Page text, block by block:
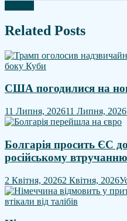
Related Posts
США погодилися на
11 Липня, 202611 Липня, 2026
Болгарія просить ЄС
російському
2 Квітня, 20262 Квітня, 2026